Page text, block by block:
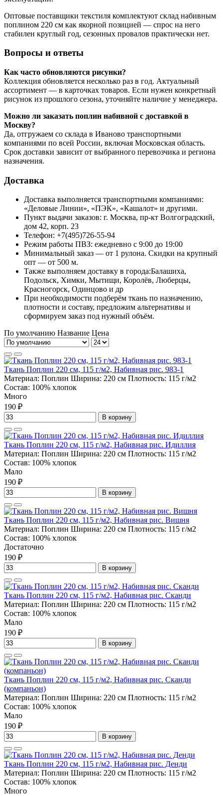
Оптовые поставщики текстиля комплектуют склад набивным
поплином 220 см как якорной позицией — спрос на него
стабилен круглый год, сезонных провалов практически нет.
Вопросы и ответы
Как часто обновляются рисунки?
Коллекция обновляется несколько раз в год. Актуальный
ассортимент — в карточках товаров. Если нужен конкретный
рисунок из прошлого сезона, уточняйте наличие у менеджера.
Можно ли заказать поплин набивной с доставкой в
Москву?
Да, отгружаем со склада в Иваново транспортными
компаниями по всей России, включая Московская область.
Срок доставки зависит от выбранного перевозчика и региона
назначения.
Доставка
Доставка выполняется транспортными компаниями:
«Деловые Линии», «ПЭК», «Кашалот» и другими.
Пункт выдачи заказов: г. Москва, пр-кт Волгоградский,
дом 42, корп. 23
Телефон: +7(495)726-55-94
Режим работы ПВЗ: ежедневно с 9:00 до 19:00
Минимальный заказ — от 1 рулона. Скидки на крупный
опт — от 500 м.
Также выполняем доставку в города:Балашиха,
Подольск, Химки, Мытищи, Королёв, Люберцы,
Красногорск, Одинцово и др
При необходимости подберём ткань по назначению,
плотности и составу, предложим альтернативы и
сформируем заказ под нужный объём.
По умолчанию Название Цена
Ткань Поплин 220 см, 115 г/м2, Набивная рис. 983-1
Материал: Поплин Ширина: 220 см Плотность: 115 г/м2
Состав: 100% хлопок
Много
190 ₽
В корзину
Ткань Поплин 220 см, 115 г/м2, Набивная рис. Идиллия
Материал: Поплин Ширина: 220 см Плотность: 115 г/м2
Состав: 100% хлопок
Мало
190 ₽
В корзину
Ткань Поплин 220 см, 115 г/м2, Набивная рис. Вишня
Материал: Поплин Ширина: 220 см Плотность: 115 г/м2
Состав: 100% хлопок
Достаточно
190 ₽
В корзину
Ткань Поплин 220 см, 115 г/м2, Набивная рис. Сканди
Материал: Поплин Ширина: 220 см Плотность: 115 г/м2
Состав: 100% хлопок
Мало
190 ₽
В корзину
Ткань Поплин 220 см, 115 г/м2, Набивная рис. Сканди
(компаньон)
Материал: Поплин Ширина: 220 см Плотность: 115 г/м2
Состав: 100% хлопок
Мало
190 ₽
В корзину
Ткань Поплин 220 см, 115 г/м2, Набивная рис. Денди
Материал: Поплин Ширина: 220 см Плотность: 115 г/м2
Состав: 100% хлопок
Много